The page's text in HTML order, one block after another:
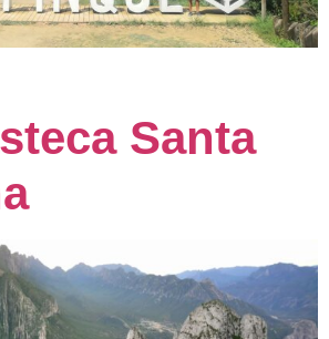
Santa